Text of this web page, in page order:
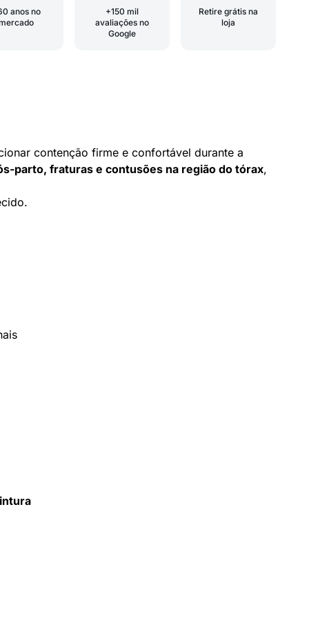
anos no
+150 mil
avaliações no
Google
Retire grátis na
loja
contenção firme e confortável durante a
parto, fraturas e contusões na região do tórax,